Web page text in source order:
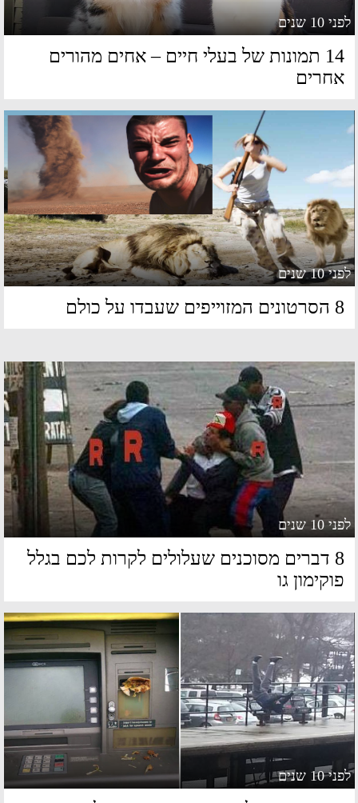
שנים
14 תמונות של בעלי חיים – אחים מהורים
שנים
שנים
8 דברים מסוכנים שעלולים לקרות לכם בגלל
גו
שנים